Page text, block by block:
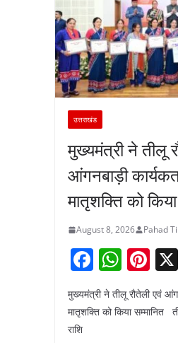
उत्तराखंड
मुख्यमंत्री ने तीलू
आंगनबाड़ी
मातृशक्ति को
August 8, 2026 Pahad
F
a
c
W
h
at
Pi
nt
er
मुख्यमंत्री ने तीलू रौतेली एवं
मातृशक्ति को किया सम्मानित
राशि